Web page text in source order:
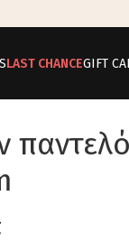
LAST CHANCEGIFT